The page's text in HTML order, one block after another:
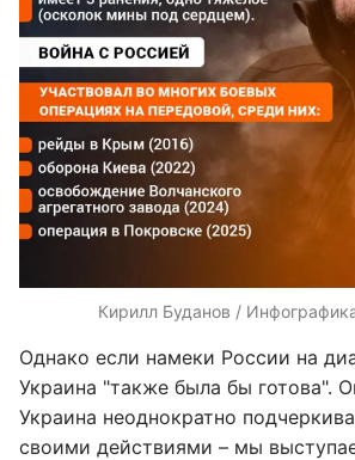
Кирилл Буданов /
Однако если намеки России на
Украина "также была бы готова".
Украина неоднократно
своими действиями – мы